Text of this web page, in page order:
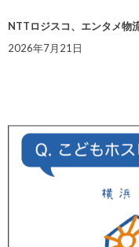
NTTロジスコ、エンタメ物
2026年7月21日